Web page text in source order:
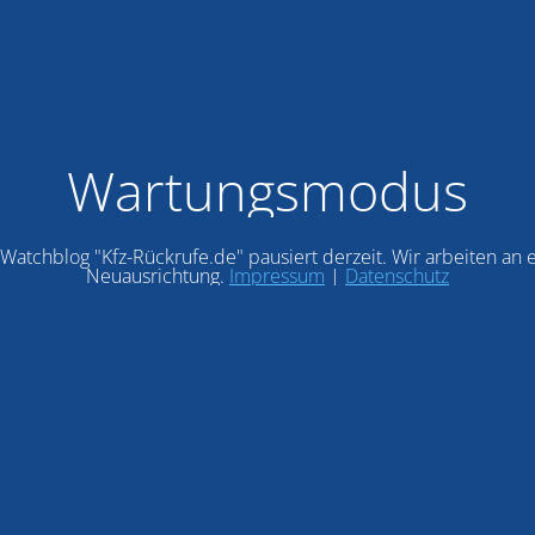
Wartungsmodus
"Kfz-Rückrufe.de" pausiert derzeit. Wir arbeiten an
Neuausrichtung. Impressum | Datenschutz